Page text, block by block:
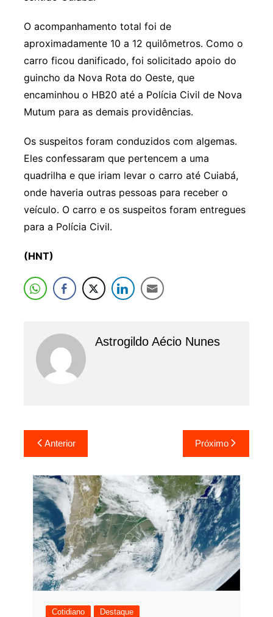
O acompanhamento total foi de
aproximadamente 10 a 12 quilômetros. Como o
carro ficou danificado, foi solicitado apoio do
guincho da Nova Rota do Oeste, que
encaminhou o HB20 até a Polícia Civil de Nova
Mutum para as demais providências.
Os suspeitos foram conduzidos com algemas.
Eles confessaram que pertencem a uma
quadrilha e que iriam levar o carro até Cuiabá,
onde haveria outras pessoas para receber o
veículo. O carro e os suspeitos foram entregues
para a Polícia Civil.
(HNT)
Astrogildo Aécio Nunes
Navegação
de
Post
Anterior Próximo
Cotidiano Destaque